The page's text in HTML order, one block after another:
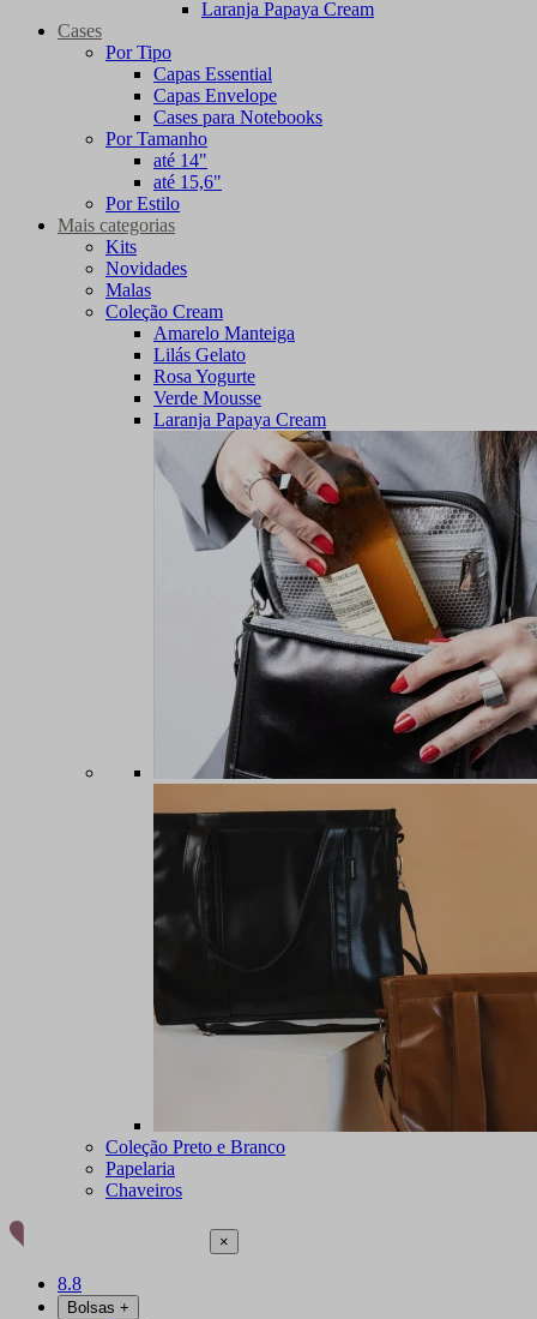
Laranja Papaya Cream
Cases
Por Tipo
Capas Essential
Capas Envelope
Cases para Notebooks
Por Tamanho
até 14"
até 15,6"
Por Estilo
Mais categorias
Kits
Novidades
Malas
Coleção Cream
Amarelo Manteiga
Lilás Gelato
Rosa Yogurte
Verde Mousse
Laranja Papaya Cream
Coleção Preto e Branco
Papelaria
Chaveiros
×
8.8
Bolsas +